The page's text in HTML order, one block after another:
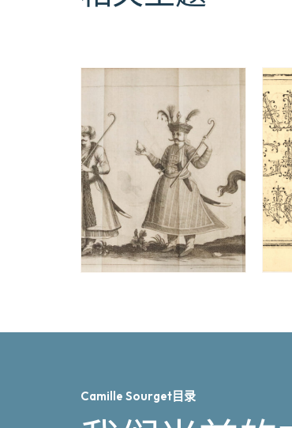
Camille Sourget目录